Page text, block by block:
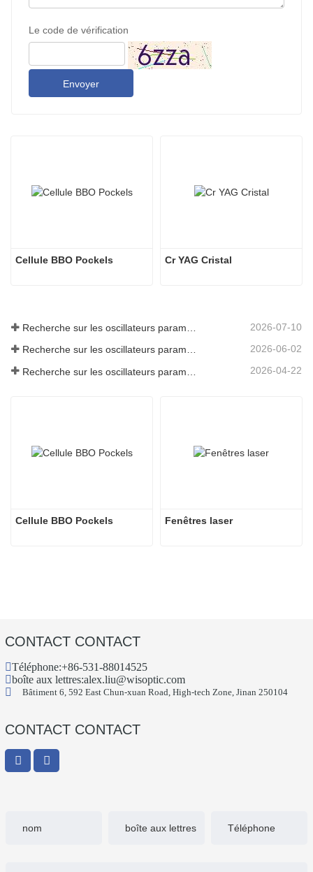
Le code de vérification
Envoyer
Cellule BBO Pockels Cr YAG Cristal
2026-07-10
Recherche sur les oscillateurs paramétriques infrarouges moyens - Partie 05 2026-06-02
2026-04-22
Cellule BBO Pockels Fenêtres laser
CONTACT CONTACT
Téléphone:+86-531-88014525
boîte aux lettres:alex.liu@wisoptic.com
Bâtiment 6, 592 East Chun-xuan Road, High-tech Zone, Jinan 250104
CONTACT CONTACT